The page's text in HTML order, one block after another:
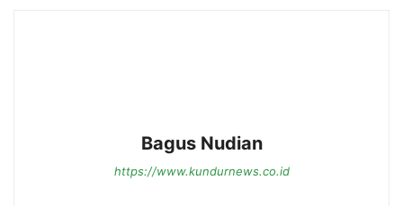
Bagus Nudian
https://www.kundurnews.co.id